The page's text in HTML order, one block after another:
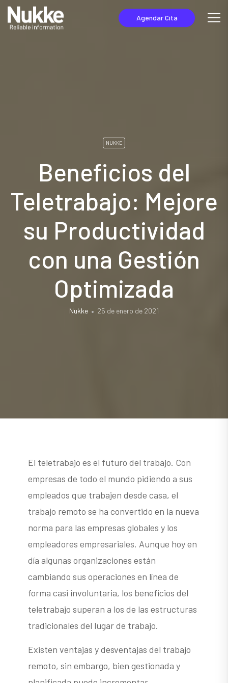
Agendar Cita
NUKKE
Beneficios del
Teletrabajo: Mejore
su Productividad
con una Gestión
Optimizada
Nukke 25 de enero de 2021
El teletrabajo es el futuro del trabajo. Con
empresas de todo el mundo pidiendo a sus
empleados que trabajen desde casa, el
trabajo remoto se ha convertido en la nueva
norma para las empresas globales y los
empleadores empresariales. Aunque hoy en
día algunas organizaciones están
cambiando sus operaciones en línea de
forma casi involuntaria, los beneficios del
teletrabajo superan a los de las estructuras
tradicionales del lugar de trabajo.
Existen ventajas y desventajas del trabajo
remoto, sin embargo, bien gestionada y